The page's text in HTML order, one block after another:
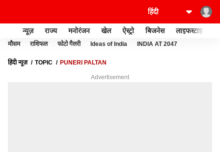
न्यूज़ राज्य मनोरंजन खेल ऐस्ट्रो बिजनेस लाइफस्टाइल
मौसम राशिफल फोटो गैलरी Ideas of India INDIA AT 2047
हिंदी न्यूज़ TOPIC PUNERI PALTAN
Advertisement